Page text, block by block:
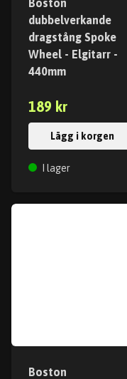
Boston
dubbelverkande
dragstång Spoke
Wheel - Elgitarr -
440mm
189 kr
Lägg i korgen
I lager
Boston